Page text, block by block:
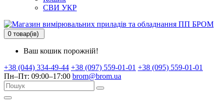
СВИ УКР
0 товар(ів)
Ваш кошик порожній!
+38 (044) 334-49-44 +38 (097) 559-01-01 +38 (095) 559-01-01
Пн–Пт: 09:00–17:00 brom@brom.ua